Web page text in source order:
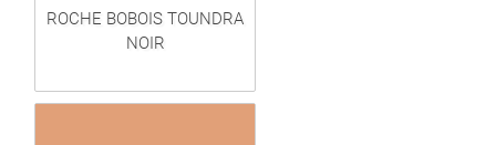
ROCHE BOBOIS TOUNDRA
NOIR